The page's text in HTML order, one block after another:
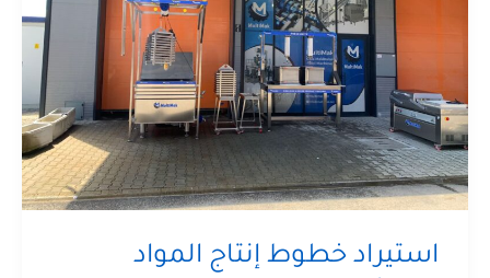
استيراد خطوط إنتاج المواد